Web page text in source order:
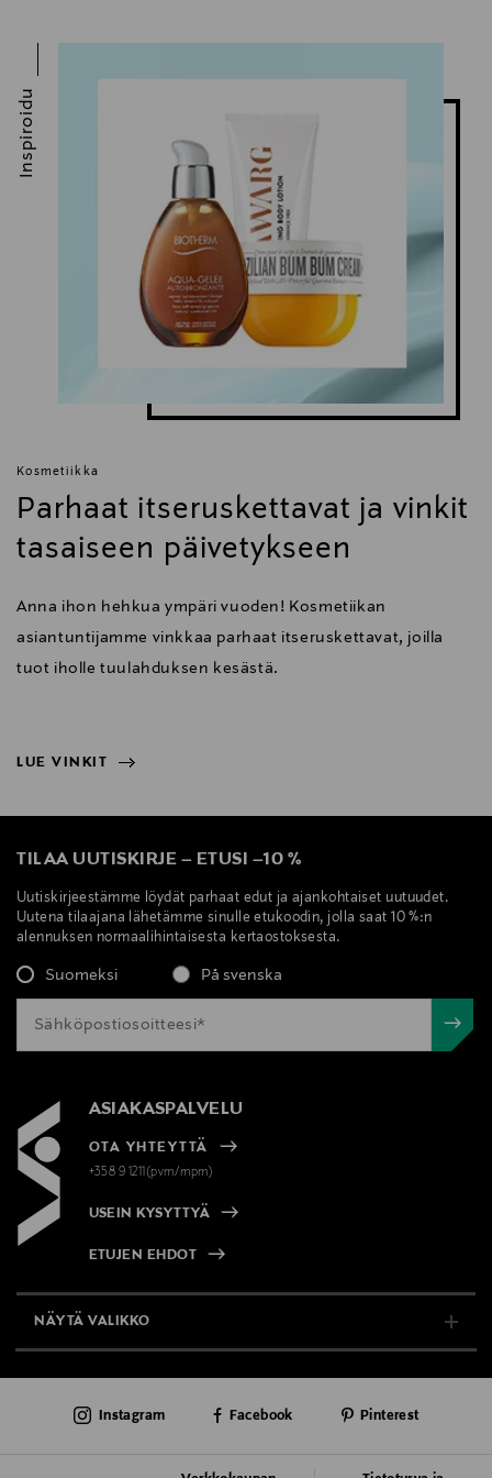
Digitaalinen osoite
neuvonta@loreal.com
Avainsanat
Garnier, Itseruskettava suihke, ihonhoito
Kosmetiikka
Parhaat itseruskettavat ja vinkit
tasaiseen päivetykseen
Anna ihon hehkua ympäri vuoden! Kosmetiikan
asiantuntijamme vinkkaa parhaat itseruskettavat, joilla
tuot iholle tuulahduksen kesästä.
LUE VINKIT
Inspiroidu
TILAA UUTISKIRJE – ETUSI –10 %
Uutiskirjeestämme löydät parhaat edut ja ajankohtaiset uutuudet.
Uutena tilaajana lähetämme sinulle etukoodin, jolla saat 10 %:n
alennuksen normaalihintaisesta kertaostoksesta.
Suomeksi På svenska
ASIAKASPALVELU
OTA YHTEYTTÄ
+358 9 1211(pvm/mpm)
USEIN KYSYTTYÄ
ETUJEN EHDOT
NÄYTÄ VALIKKO
AJANKOHTAISTA
Instagram Facebook Pinterest